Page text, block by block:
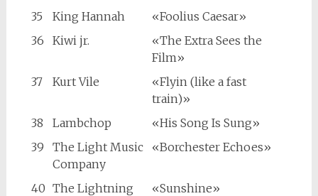
35 King Hannah
«Foolius Caesar»
36
Kiwi jr.
«The Extra Sees the
Film»
37
Kurt Vile
«Flyin (like a fast
train)»
38
Lambchop
«His Song Is Sung»
39
The Light Music
Company
«Borchester Echoes»
40 The Lightning
«Sunshine»